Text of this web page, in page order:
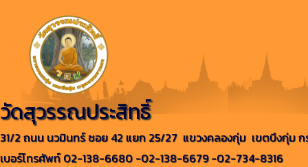
วัดสุวรรณประสิทธิ์
31/2 ถนน นวมินทร์ ซอย 42 แยก 25/27 แขวงคลองกุ่ม เขตบึงกุ่ม ก
เบอร์โทรศัพท์ 02-138-6680 -02-138-6679 -02-734-8316